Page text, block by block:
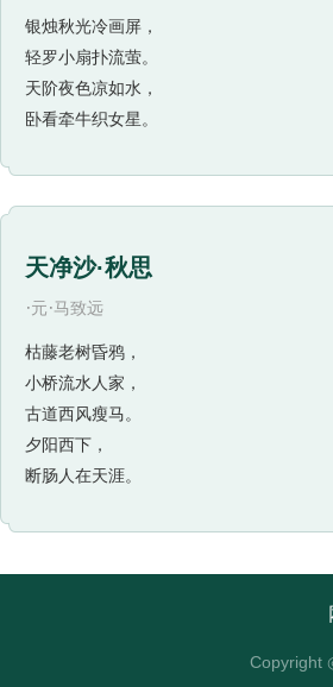
细致、敏锐的感受，捕捉住季节转
诘蓝田烟雨图》），在他的这首题
桃树上也已绽开了三两枝早开的桃
个冬季的鸭群，早已按捺不住，抢
节，引人更广阔地遐想……全诗洋溢
《惠崇春江晚景二首》是苏轼于神
一说此诗作于江阴。
这首题画诗既保留了画面的形象
令人神往。在根据画面进行描写的
三枝桃花初放，鸭子在水中游戏，
好时节，可以在市场上销售了。（
然等同。第二句中“水暖”（温度）
画属于视觉艺术，而诗是语言艺术
鱼》一诗写首：“春洲生荻芽，春
银烛秋光冷画屏，
轻罗小扇扑流萤。
天阶夜色凉如水，
卧看牵牛织女星。
天净沙·秋思
·元·马致远
枯藤老树昏鸦，
小桥流水人家，
古道西风瘦马。
夕阳西下，
断肠人在天涯。
Copyright